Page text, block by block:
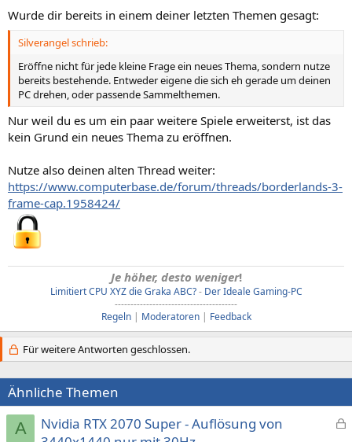
Wurde dir bereits in einem deiner letzten Themen gesagt:
Silverangel schrieb:
Eröffne nicht für jede kleine Frage ein neues Thema, sondern nutze
bereits bestehende. Entweder eigene die sich eh gerade um deinen
PC drehen, oder passende Sammelthemen.
Nur weil du es um ein paar weitere Spiele erweiterst, ist das
kein Grund ein neues Thema zu eröffnen.
Nutze also deinen alten Thread weiter:
https://www.computerbase.de/forum/threads/borderlands-3-
frame-cap.1958424/
Je höher, desto weniger!
Limitiert CPU XYZ die Graka ABC?- Der Ideale Gaming-PC
---------------------------------------
Regeln| Moderatoren| Feedback
Für weitere Antworten geschlossen.
Ähnliche Themen
A
Nvidia RTX 2070 Super - Auflösung von